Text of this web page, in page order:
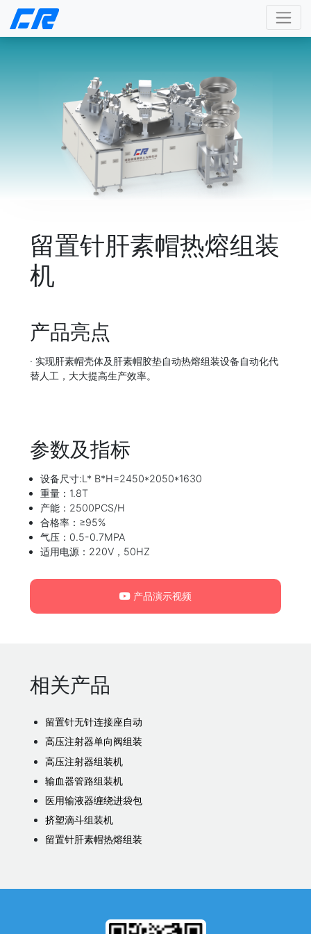
留置针肝素帽热熔组装
机
产品亮点
· 实现肝素帽壳体及肝素帽胶垫自动热熔组装设备自动化代
替人工，大大提高生产效率。
参数及指标
设备尺寸:L* B*H=2450*2050*1630
重量：1.8T
产能：2500PCS/H
合格率：≥95%
气压：0.5-0.7MPA
适用电源：220V，50HZ
产品演示视频
相关产品
留置针无针连接座自动
高压注射器单向阀组装
高压注射器组装机
输血器管路组装机
医用输液器缠绕进袋包
挤塑滴斗组装机
留置针肝素帽热熔组装